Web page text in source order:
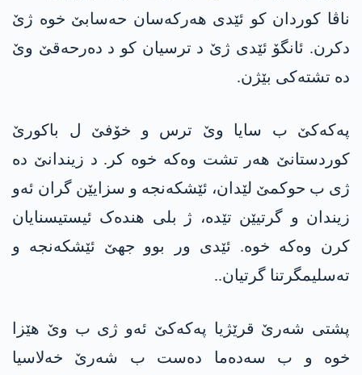
ناڤا کوردان کو ئێدی ھەرکەسان حەسابێ خوە ژێ
دکرن. ئانگۆ ئێدی ژێ د ترسیان کو د دەرحەقێ وێ
دە تشتەکی بێژن.
پەکەکێ ب سایا وێ ترس و خۆفێ ل باکورێ
کوردستانێ ھەر تشت وەکە خوە کر. د زیندانێ دە
ژی ب حوکمێ لێدان، ئێشکەنجە و سزایێن گران ئەو
زیندان و گرتیێن تێدە، ژ بلی ھندەک ئیستیسنایان
کرن وەکە خوە. ئێدی ور بوو جھێ ئێشکەنجە و
تەسلیمگرتنا گرتیان..
پشتی شەرێ قرێژیا پەکەکێ ئەو ژی ب وێ ھێزا
خوە و ب سەدەما دەست ب شەرێ خەلاسیا